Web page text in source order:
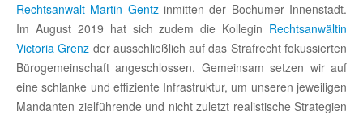
Rechtsanwalt Martin Gentzinmitten der Bochumer Innenstadt.
Im August 2019 hat sich zudem die Kollegin Rechtsanwältin
Victoria Grenz der ausschließlich auf das Strafrecht fokussierten
Bürogemeinschaft angeschlossen. Gemeinsam setzen wir auf
eine schlanke und effiziente Infrastruktur, um unseren jeweiligen
Mandanten zielführende und nicht zuletzt realistische Strategien